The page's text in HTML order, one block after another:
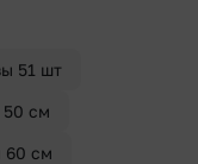
51 шт
50 см
60 см